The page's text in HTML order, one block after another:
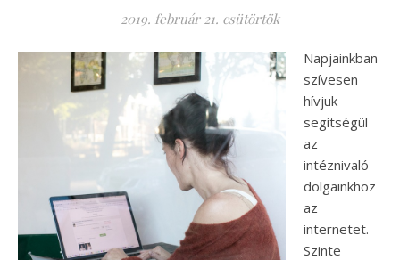
2019. február 21. csütörtök
Napjainkban
szívesen
hívjuk
segítségül
az
intéznivaló
dolgainkhoz
az
internetet.
Szinte